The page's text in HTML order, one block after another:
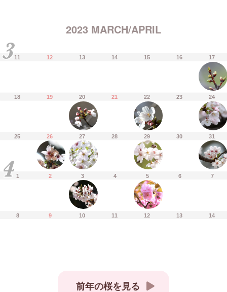
2023 MARCH/APRIL
前年の桜を見る